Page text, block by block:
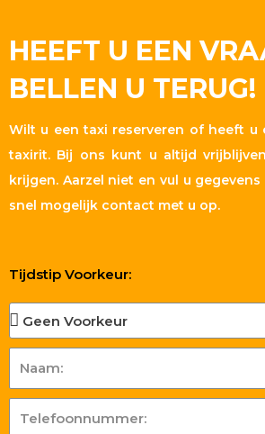
HEEFT U EEN
BELLEN U TERUG!
Wilt u een taxi reserveren of heeft u
taxirit. Bij ons kunt u altijd
krijgen. Aarzel niet en vul u
snel mogelijk contact met u op.
Tijdstip Voorkeur: